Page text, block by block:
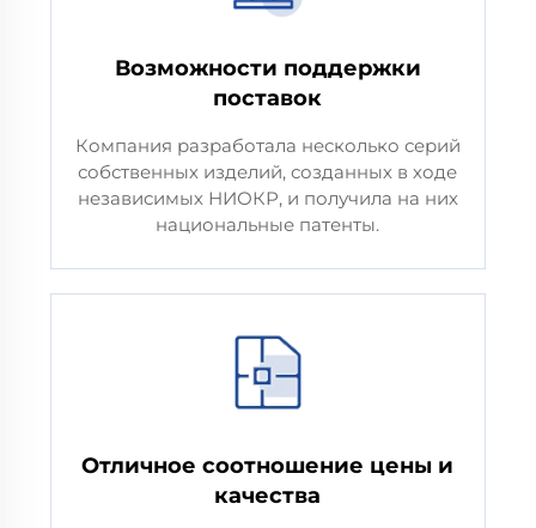
Возможности поддержки
поставок
Компания разработала несколько серий
собственных изделий, созданных в ходе
независимых НИОКР, и получила на них
национальные патенты.
Отличное соотношение цены и
качества